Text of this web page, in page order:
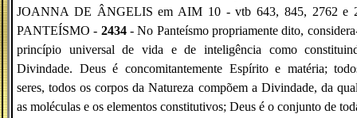
JOANNA DE ÂNGELIS em AIM 10 - vtb 643, 845, 2762 e
PANTEÍSMO - 2434- No Panteísmo propriamente dito,
princípio universal de vida e de inteligência como
Divindade. Deus é concomitantemente Espírito e matéria;
seres, todos os corpos da Natureza compõem a Divindade, da
as moléculas e os elementos constitutivos; Deus é o conjunto de